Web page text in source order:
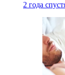
2 года